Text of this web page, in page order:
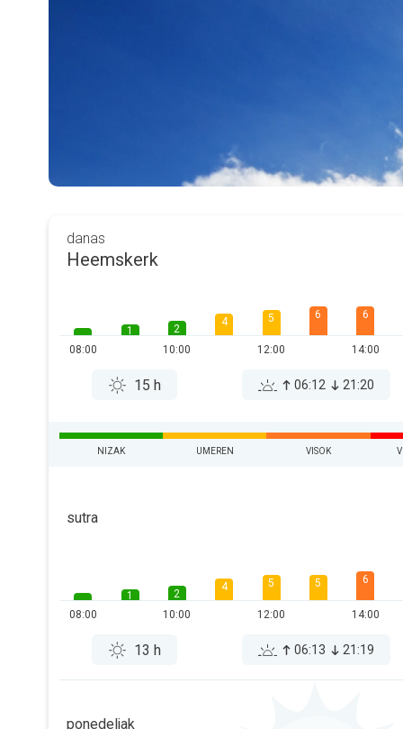
danas
Heemskerk
08:00
1
2
10:00
4 5
12:00
6 6
14:00
15 h 06:12 21:20
NIZAK UMEREN VISOK
sutra
08:00
1
2
10:00
4 5
12:00
5 6
14:00
13 h 06:13 21:19
ponedeljak